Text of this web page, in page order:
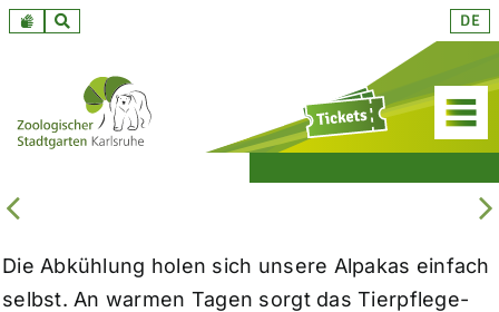
Zum
DE
Die Abkühlung holen sich unsere Alpakas einfach
selbst. An warmen Tagen sorgt das Tierpflege-